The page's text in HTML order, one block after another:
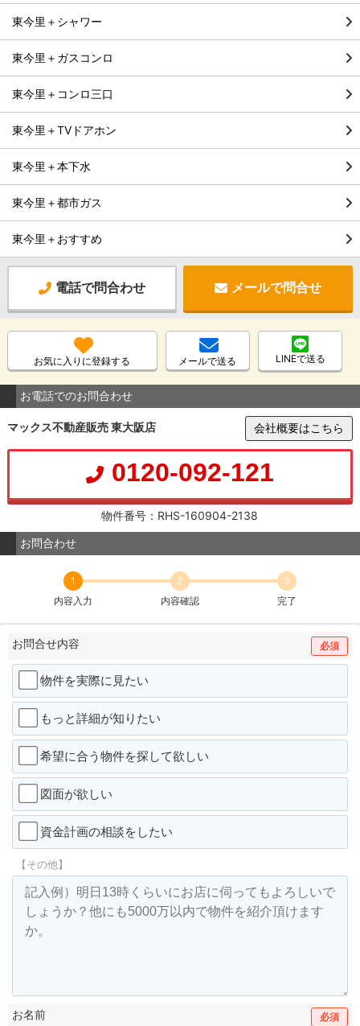
東今里＋シャワー
東今里＋ガスコンロ
東今里＋コンロ三口
東今里＋TVドアホン
東今里＋本下水
東今里＋都市ガス
東今里＋おすすめ
電話で問合わせ メールで問合せ
お気に入りに登録する メールで送る LINEで送る
お電話でのお問合わせ
マックス不動産販売 東大阪店 会社概要はこちら
0120-092-121
物件番号：RHS-160904-2138
お問合わせ
1
内容入力
2
内容確認
3
完了
お問合せ内容 必須
物件を実際に見たい
もっと詳細が知りたい
希望に合う物件を探して欲しい
図面が欲しい
資金計画の相談をしたい
【その他】
お名前 必須